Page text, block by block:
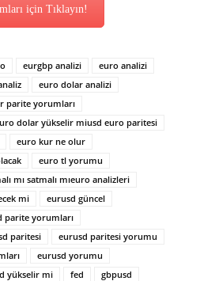
için Tıklayın!
eurgbp analizi
euro analizi
euro dolar analizi
parite yorumları
dolar yükselir miusd euro paritesi
euro kur ne olur
euro tl yorumu
mı satmalı mıeuro analizleri
mi
eurusd güncel
parite yorumları
paritesi
eurusd paritesi yorumu
eurusd yorumu
yükselir mi fed
gbpusd